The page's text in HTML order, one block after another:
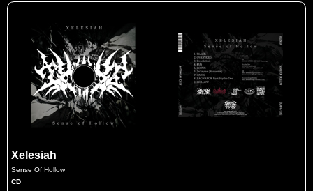
Xelesiah
Sense Of Hollow
CD